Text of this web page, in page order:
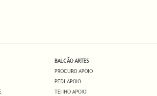
BALCÃO ARTES
PROCURO APOIO
PEDI APOIO
TENHO APOIO